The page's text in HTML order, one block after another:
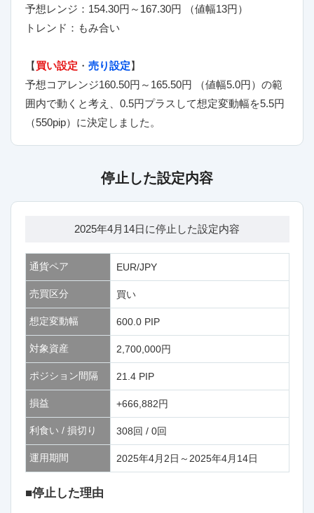
予想レンジ：154.30円～167.30円 （値幅13円）
トレンド：もみ合い
【買い設定 ・ 売り設定】
予想コアレンジ160.50円～165.50円 （値幅5.0円）の範
囲内で動くと考え、0.5円プラスして想定変動幅を5.5円
（550pip）に決定しました。
停止した設定内容
2025年4月14日に停止した設定内容
通貨ペア EUR/JPY
売買区分 買い
想定変動幅 600.0 PIP
対象資産 2,700,000円
ポジション間隔 21.4 PIP
損益 +666,882円
利食い / 損切り 308回 / 0回
運用期間 2025年4月2日～2025年4月14日
■停止した理由